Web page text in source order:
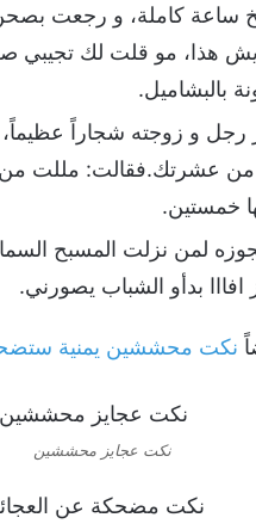
ساعة كاملة، و رجعت
هذا، مو قلت لك تجيبي
بالبشاميل.
رجل و زوجته شجاراً عظيماً،
من عشرتك.فقالت: مللت
خمستين.
لمن نزلت المسبح
افااا بدأو الشباب يصورني.
نكت محششين يمنية
نكت عجايز محششين